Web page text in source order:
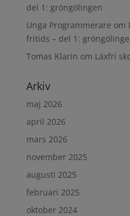
del 1: gröngölingen
Unga Programmerare om
fritids – del 1:
Tomas Klarin om Läxfri
Arkiv
maj 2026
april 2026
mars 2026
november 2025
augusti 2025
februari 2025
oktober 2024